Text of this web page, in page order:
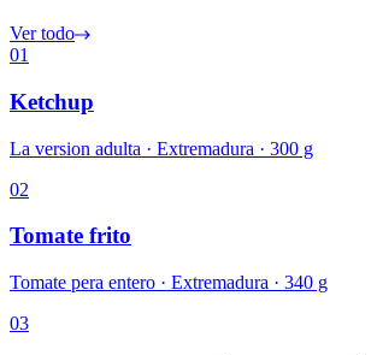
Ver todo
01
Ketchup
La version adulta · Extremadura · 300 g
02
Tomate frito
Tomate pera entero · Extremadura · 340 g
03